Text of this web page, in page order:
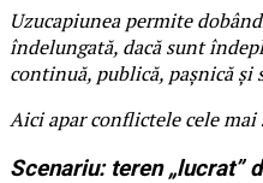
Uzucapiunea permite
îndelungată, dacă sunt
continuă, publică, pașnică și
Aici apar conflictele cele mai
Scenariu: teren „lucrat”